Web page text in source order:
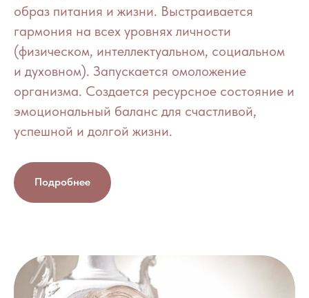
образ питания и жизни. Выстраивается
гармония на всех уровнях личности
(физическом, интеллектуальном, социальном
и духовном). Запускается омоложение
организма. Создается ресурсное состояние и
эмоциональный баланс для счастливой,
успешной и долгой жизни.
Подробнее